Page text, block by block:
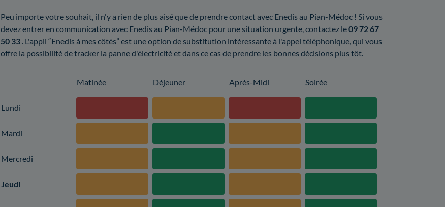
Peu importe votre souhait, il n'y a rien de plus aisé que de prendre contact avec Enedis au Pian-Médoc ! Si vous
devez entrer en communication avec Enedis au Pian-Médoc pour une situation urgente, contactez le09 72 67
50 33 . L'appli “Enedis à mes côtés” est une option de substitution intéressante à l'appel téléphonique, qui vous
offre la possibilité de tracker la panne d'électricité et dans ce cas de prendre les bonnes décisions plus tôt.
Matinée Déjeuner Après-Midi Soirée
Lundi
Mardi
Mercredi
Jeudi